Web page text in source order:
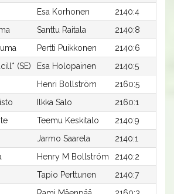
Esa Korhonen 2140:4
Santtu Raitala 2140:8
Pertti Puikkonen 2140:6
(SE) Esa Holopainen 2140:5
Henri Bollström 2160:5
Ilkka Salo 2160:1
Teemu Keskitalo 2140:9
Jarmo Saarela 2140:1
Henry M Bollström 2140:2
Tapio Perttunen 2140:7